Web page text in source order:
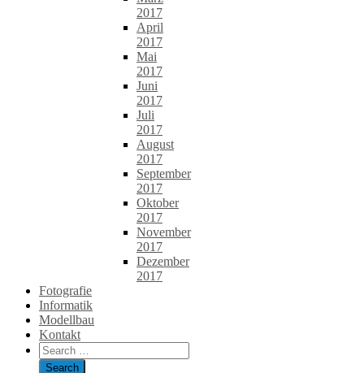
2017
April
2017
Mai
2017
Juni
2017
Juli
2017
August
2017
September
2017
Oktober
2017
November
2017
Dezember
2017
Fotografie
Informatik
Modellbau
Kontakt
Search
for: